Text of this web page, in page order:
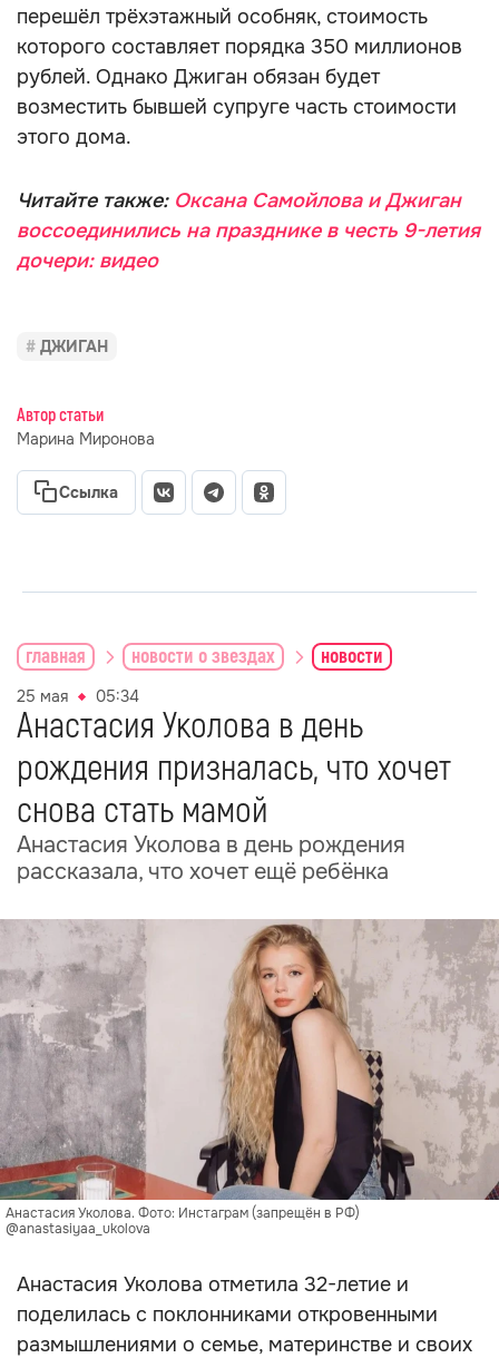
перешёл трёхэтажный особняк, стоимость
которого составляет порядка 350 миллионов
рублей. Однако Джиган обязан будет
возместить бывшей супруге часть стоимости
этого дома.
Читайте также:Оксана Самойлова и Джиган
воссоединились на празднике в честь 9-летия
дочери: видео
ДЖИГАН
Автор статьи
Марина Миронова
Ссылка
главная новости о звездах новости
25 мая 05:34
Анастасия Уколова в день
рождения призналась, что хочет
снова стать мамой
Анастасия Уколова в день рождения
рассказала, что хочет ещё ребёнка
Анастасия Уколова. Фото: Инстаграм (запрещён в РФ)
@anastasiyaa_ukolova
Анастасия Уколова отметила 32-летие и
поделилась с поклонниками откровенными
размышлениями о семье, материнстве и своих